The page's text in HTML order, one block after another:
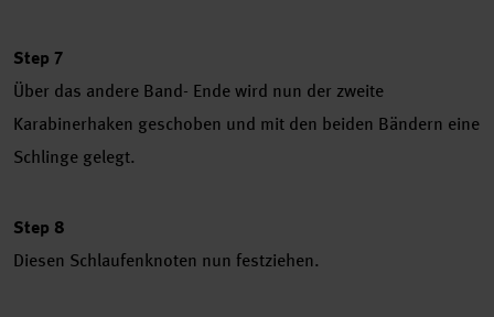
Step 7
Über das andere Band- Ende wird nun der zweite
Karabinerhaken geschoben und mit den beiden Bändern eine
Schlinge gelegt.
Step 8
Diesen Schlaufenknoten nun festziehen.